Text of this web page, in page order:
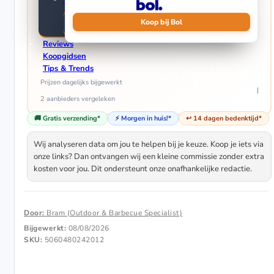
Elektrische Terrasverwarmers
Gas Terrasverwarmers (Gasheaters)
Reviews
Koopgidsen
Tips & Trends
Koop bij Bol
Prijzen dagelijks bijgewerkt
2 aanbieders vergeleken
🚚 Gratis verzending* ⚡ Morgen in huis!* ↩️ 14 dagen bedenktijd*
Wij analyseren data om jou te helpen bij je keuze. Koop je iets via
onze links? Dan ontvangen wij een kleine commissie zonder extra
kosten voor jou. Dit ondersteunt onze onafhankelijke redactie.
Door: Bram (Outdoor & Barbecue Specialist)
Bijgewerkt: 08/08/2026
SKU: 5060480242012